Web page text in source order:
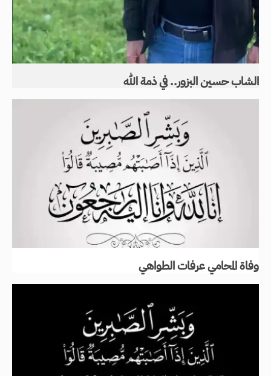
الشاب حسين البزور.. في ذمة الله
وفاة المحامي عرفات الطواهي